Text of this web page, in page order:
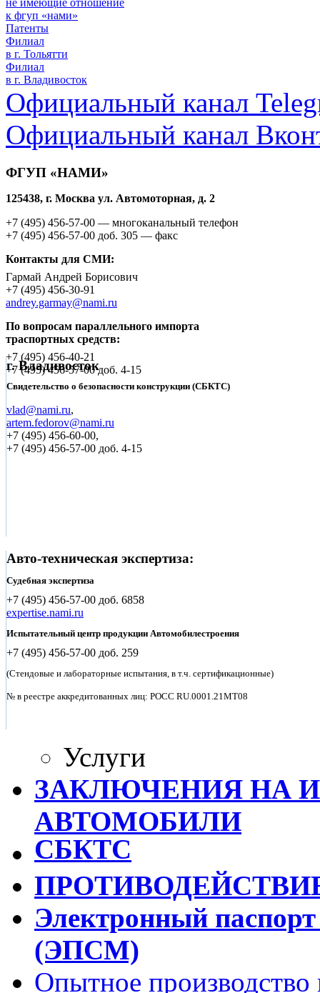
не имеющие отношение
к фгуп «нами»
Патенты
Филиал
в г. Тольятти
Филиал
в г. Владивосток
Официальный канал
Официальный канал
ФГУП «НАМИ»
125438, г. Москва ул. Автомоторная, д. 2
+7 (495) 456-57-00 — многоканальный телефон
+7 (495) 456-57-00 доб. 305 — факс
Контакты для СМИ:
Гармай Андрей Борисович
+7 (495) 456-30-91
andrey.garmay@nami.ru
По вопросам параллельного импорта
траспортных средств:
+7 (495) 456-40-21
+7 (495)456-57-00 доб. 4-15
г. Владивосток
Свидетельство о безопасности конструкции (СБКТС)
vlad@nami.ru,
artem.fedorov@nami.ru
+7 (495) 456-60-00,
+7 (495) 456-57-00 доб. 4-15
Авто-техническая экспертиза:
Судебная экспертиза
+7 (495) 456-57-00 доб. 6858
expertise.nami.ru
Испытательный центр продукции Автомобилестроения
+7 (495) 456-57-00 доб. 259
(Стендовые и лабораторные испытания, в т.ч. сертификационные)
№ в реестре аккредитованных лиц: POCC RU.0001.21MT08
Услуги
ЗАКЛЮЧЕНИЯ НА
АВТОМОБИЛИ
СБКТС
Электронный
(ЭПСМ)
Опытное производство